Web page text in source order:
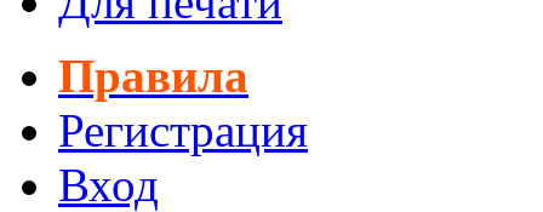
Правила
Регистрация
Вход